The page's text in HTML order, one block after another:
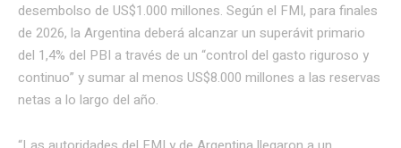
desembolso de US$1.000 millones. Según el FMI, para finales
de 2026, la Argentina deberá alcanzar un superávit primario
del 1,4% del PBI a través de un “control del gasto riguroso y
continuo” y sumar al menos US$8.000 millones a las reservas
netas a lo largo del año.